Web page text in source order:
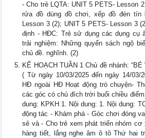
- Cho trẻ LQTA: UNIT 5 PETS- Lesson
rửa đồ dùng đồ chơi, xếp đồ đèn tín
Lesson 3 (2); UNIT 5 PETS- Lesson 3
định - HĐC: Trẻ sử dụng các dụng cụ
trải nghiệm: Những quyển sách ngộ
chủ đề. nghĩnh. (2)
KẾ HOẠCH TUẦN 1 Chủ đề nhánh:
( Từ ngày 10/03/2025 đến ngày 14/03/
HĐ ngoài HĐ Hoạt động trò chuyện-
các góc có chủ đích trời buổi chiều
dung: KPKH 1. Nội dung: 1. Nội dung:
động tác - Khám phá - Góc chơi đóng
sẻ và - Cho trẻ xem phát triển nhóm
hàng tiết, lắng nghe âm ô tô Thứ hai